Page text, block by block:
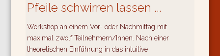
Pfeile schwirren lassen ...
Workshop an einem Vor- oder Nachmittag mit
maximal zwölf Teilnehmern/Innen. Nach einer
theoretischen Einführung in das intuitive